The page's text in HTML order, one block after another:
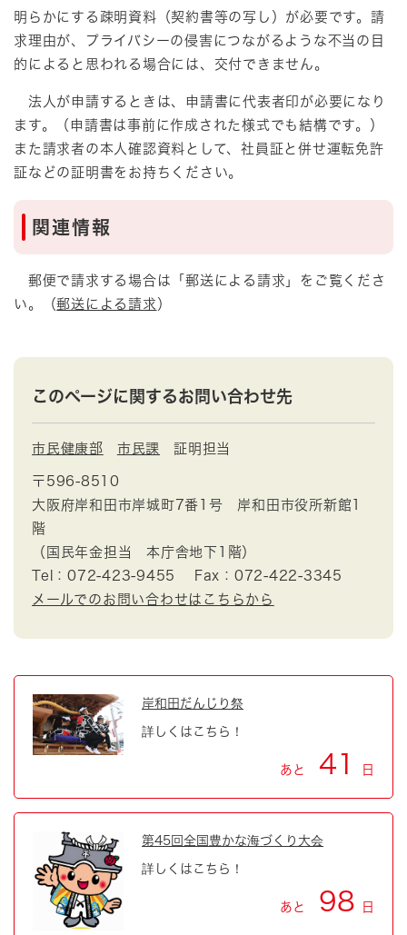
明らかにする疎明資料（契約書等の写し）が必要です。請
求理由が、プライバシーの侵害につながるような不当の目
的によると思われる場合には、交付できません。
法人が申請するときは、申請書に代表者印が必要になり
ます。（申請書は事前に作成された様式でも結構です。）
また請求者の本人確認資料として、社員証と併せ運転免許
証などの証明書をお持ちください。
関連情報
郵便で請求する場合は「郵送による請求」をご覧くださ
い。（郵送による請求 ）
このページに関するお問い合わせ先
市民健康部 市民課 証明担当
〒596-8510
大阪府岸和田市岸城町7番1号 岸和田市役所新館1
階
（国民年金担当 本庁舎地下1階）
Tel：072-423-9455
Fax：072-422-3345
メールでのお問い合わせはこちらから
岸和田だんじり祭
詳しくはこちら！
あと 41 日
第45回全国豊かな海づくり大会
詳しくはこちら！
あと 98 日